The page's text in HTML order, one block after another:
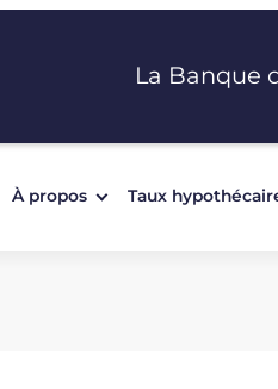
La Banque
À propos Taux